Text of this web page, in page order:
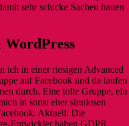
sehr schicke Sachen bauen
WordPress
ich in einer riesigen Advanced
auf Facebook und da laufen
durch. Eine tolle Gruppe, ein
in sonst eher sinnlosen
Aktuell: Die
Entwickler haben GDPR